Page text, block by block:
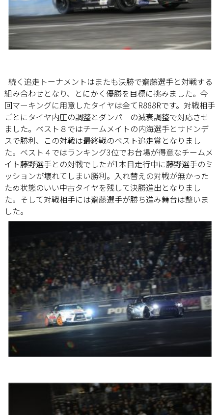
続く追走トーナメントはまたも決勝で齋藤選手と対戦する
組み合わせとなり、とにかく優勝を目標に挑みました。今
回マーキングに用意したタイヤは全てR888Rです。対戦相手
ごとにタイヤ内圧の調整とダンパーの減衰調整で対応させ
ました。ベスト８ではチームメイトの内海選手とサドンデ
スで勝利、この対戦は最終戦のベスト追走賞となりまし
た。ベスト４ではランキング3位でお台場が得意なチームメ
イト藤野選手との対戦でしたが1本目走行中に藤野選手のミ
ッションが壊れてしまい勝利。入れ替えの対戦が無かった
ため状態のいい中古タイヤを残して決勝進出となりまし
た。そして対戦相手には齋藤選手が勝ち進み舞台は整いま
した。